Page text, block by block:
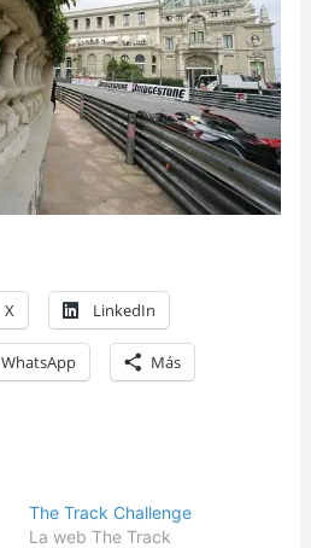
X LinkedIn
WhatsApp Más
The Track Challenge
La web The Track